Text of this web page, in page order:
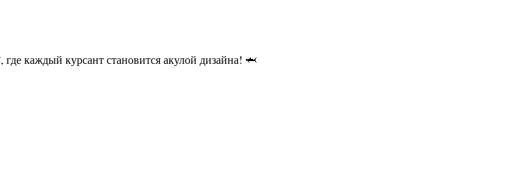
, где каждый курсант становится акулой дизайна! 🦈